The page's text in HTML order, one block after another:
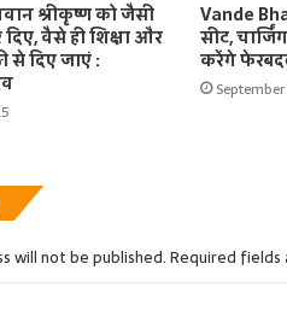
श्रीकृष्ण को जैसी
वैसे ही शिक्षा और
से दिए जाएं :
Vande
सीट,
करेंगे
will not be published.Required fields